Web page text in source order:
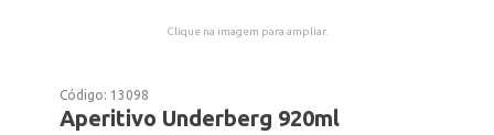
Clique na imagem para ampliar.
Código: 13098
Aperitivo Underberg 920ml